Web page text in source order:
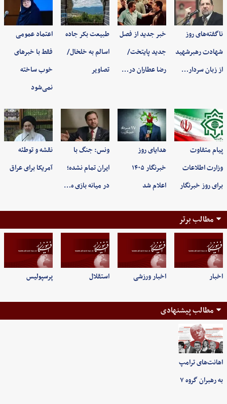
ناگفته‌های روز
شهادت رهبرشهید
از زبان سردار…
خبر جدید از فصل
جدید پایتخت/
رضا عطاران در…
طبیعت بکر جاده
اسالم به خلخال/
تصاویر
اعتماد عمومی
فقط با خبرهای
خوب ساخته
نمی‌شود
پیام متفاوت
وزارت اطلاعات
برای روز خبرنگار
هدایای روز
خبرنگار ۱۴۰۵
اعلام شد
ونس: جنگ با
ایران تمام نشده؛
در میانه بازی ه…
نقشه و توطئه
آمریکا برای عراق
مطالب برتر
اخبار اخبار ورزشی استقلال پرسپولیس
مطالب پیشنهادی
اهانت‌های ترامپ
به رهبران گروه ۷